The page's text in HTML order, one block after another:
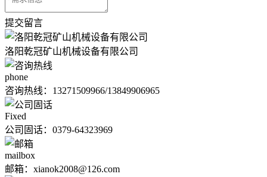
提交留言
洛阳乾冠矿山机械设备有限公司
phone
咨询热线： 13271509966/13849906965
Fixed
公司固话：0379-64323969
mailbox
邮箱：xianok2008@126.com